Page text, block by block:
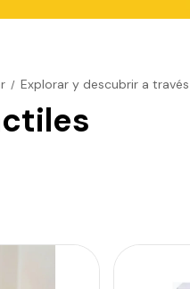
/ Explorar y descubrir a